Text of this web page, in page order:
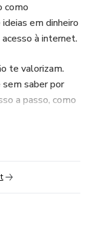
como
em dinheiro
à internet.
te valorizam.
sem saber por
a passo, como
de
aprender a: